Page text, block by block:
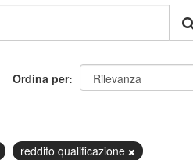
Ordina per
reddito qualificazione